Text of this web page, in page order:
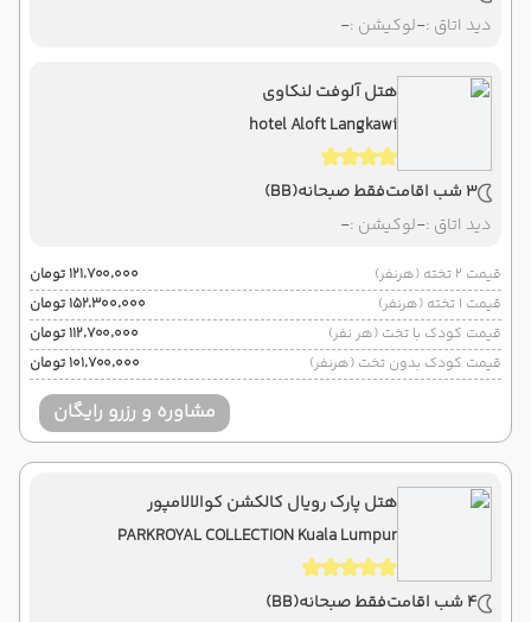
دید اتاق :-لوکیشن :-
هتل آلوفت لنکاوی
hotel Aloft Langkawi
3 شب اقامت فقط صبحانه(BB)
دید اتاق :-لوکیشن :-
قیمت 2 تخته (هرنفر)
۱۲۱٬۷۰۰٬۰۰۰ تومان
قیمت 1 تخته (هرنفر)
۱۵۲٬۳۰۰٬۰۰۰ تومان
قیمت کودک با تخت (هر نفر)
۱۱۲٬۷۰۰٬۰۰۰ تومان
قیمت کودک بدون تخت (هرنفر)
۱۰۱٬۷۰۰٬۰۰۰ تومان
مشاوره و رزرو رایگان
هتل پارک رویال کالکشن کوالالامپور
PARKROYAL COLLECTION Kuala Lumpur
4 شب اقامت فقط صبحانه(BB)